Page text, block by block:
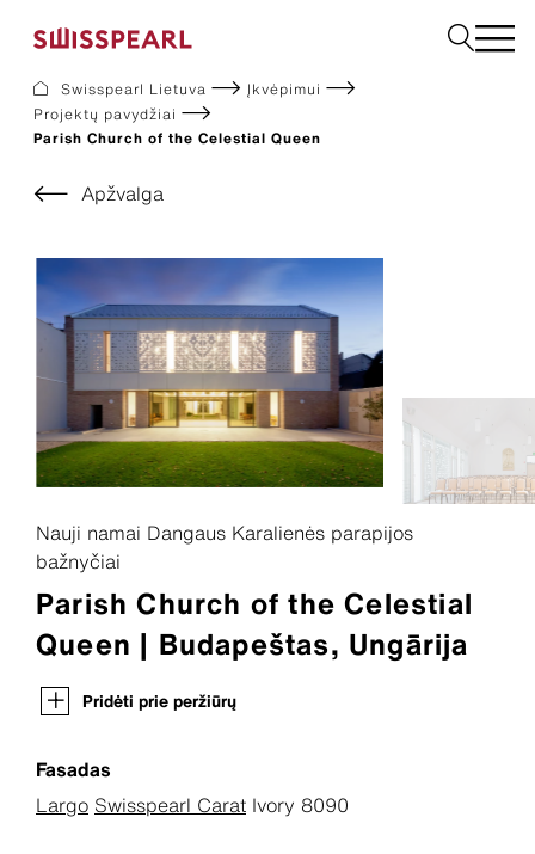
Įmonė
Paslaugos
Įkvėpimui
Tvarumas
Fasadas
Stogas
Statybinės
Interjeras
Atsisiuntimai
Swisspearl Lietuva
Įkvėpimui
Projektų pavydžiai
Parish Church of the Celestial Queen
Apžvalga
Nauji namai Dangaus Karalienės parapijos
bažnyčiai
Parish Church of the Celestial
Queen | Budapeštas, Ungārija
Pridėti prie peržiūrų
Fasadas
Largo Swisspearl Carat Ivory 8090